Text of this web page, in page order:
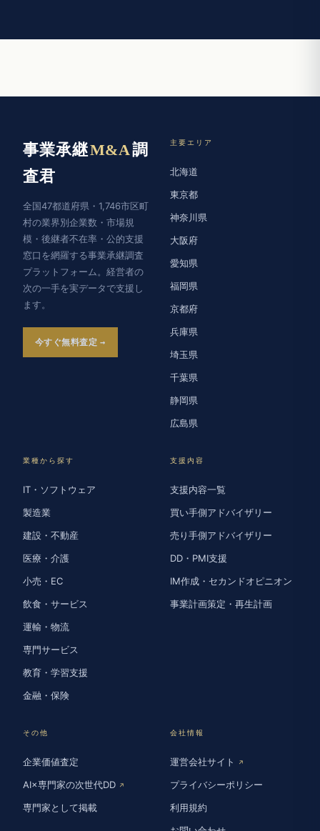
事業承継M&A調
査君
全国47都道府県・1,746市区町
村の業界別企業数・市場規
模・後継者不在率・公的支援
窓口を網羅する事業承継調査
プラットフォーム。経営者の
次の一手を実データで支援し
ます。
今すぐ無料査定
主要エリア
北海道
東京都
神奈川県
大阪府
愛知県
福岡県
京都府
兵庫県
埼玉県
千葉県
静岡県
広島県
業種から探す
IT・ソフトウェア
製造業
建設・不動産
医療・介護
小売・EC
飲食・サービス
運輸・物流
専門サービス
教育・学習支援
金融・保険
支援内容
支援内容一覧
買い手側アドバイザリー
売り手側アドバイザリー
DD・PMI支援
IM作成・セカンドオピニオン
事業計画策定・再生計画
その他
企業価値査定
AI×専門家の次世代DD ↗
専門家として掲載
会社情報
運営会社サイト ↗
プライバシーポリシー
利用規約